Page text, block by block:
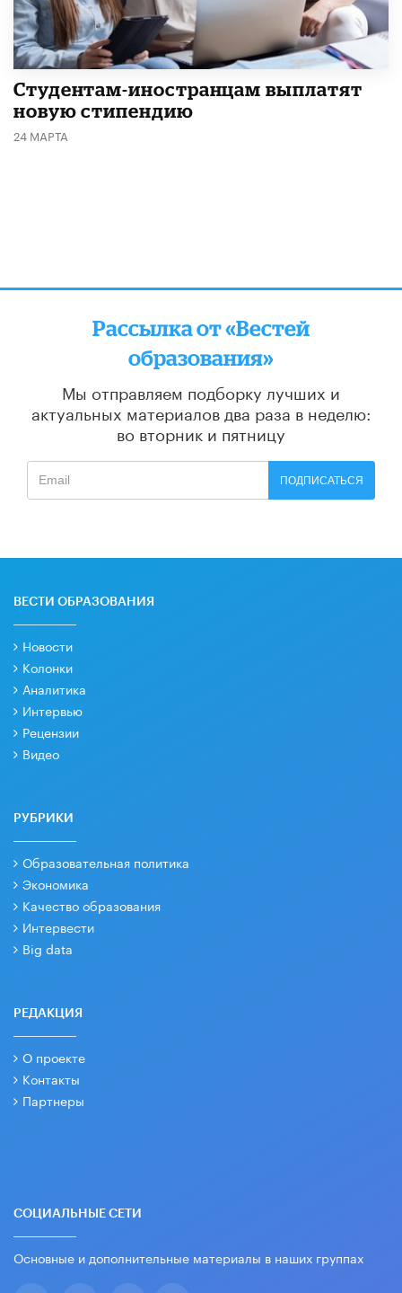
Студентам-иностранцам выплатят
новую стипендию
24 МАРТА
Рассылка от «Вестей
образования»
Мы отправляем подборку лучших и
актуальных материалов два раза в неделю:
во вторник и пятницу
ПОДПИСАТЬСЯ
ВЕСТИ ОБРАЗОВАНИЯ
Новости
Колонки
Аналитика
Интервью
Рецензии
Видео
РУБРИКИ
Образовательная политика
Экономика
Качество образования
Интервести
Big data
РЕДАКЦИЯ
О проекте
Контакты
Партнеры
СОЦИАЛЬНЫЕ СЕТИ
Основные и дополнительные материалы в наших группах